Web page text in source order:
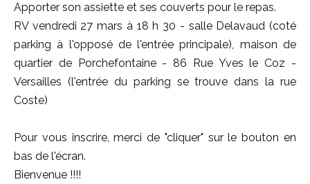
Apporter son assiette et ses couverts pour le repas.
RV vendredi 27 mars à 18 h 30 - salle Delavaud (coté
parking à l'opposé de l'entrée principale), maison de
quartier de Porchefontaine - 86 Rue Yves le Coz -
Versailles (l'entrée du parking se trouve dans la rue
Coste)
Pour vous inscrire, merci de "cliquer" sur le bouton en
bas de l'écran.
Bienvenue !!!!